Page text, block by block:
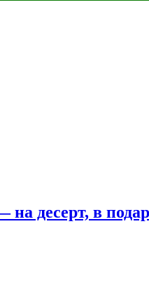
десерт, в